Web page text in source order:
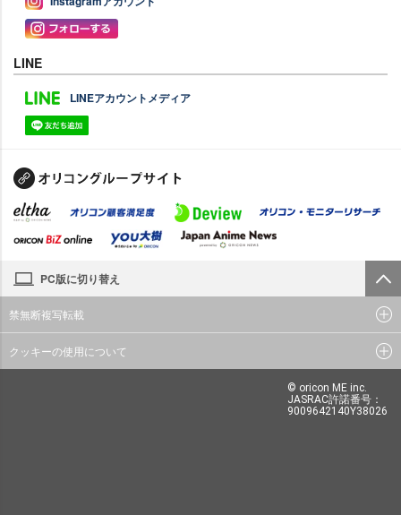
LINE
LINEアカウントメディア
PC版に切り替え
禁無断複写転載
クッキーの使用について
© oricon ME inc.
JASRAC許諾番号：
9009642140Y38026